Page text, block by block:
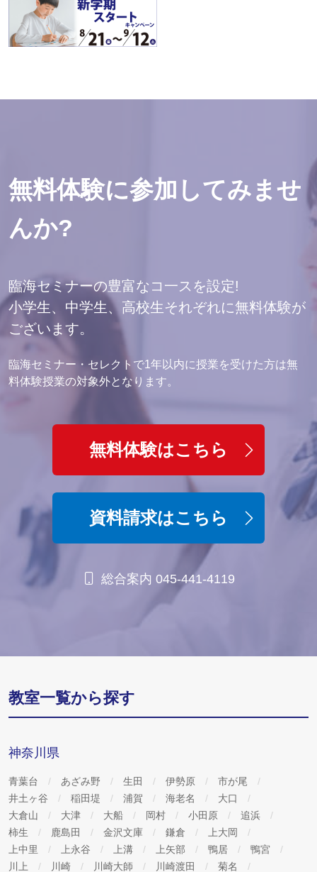
無料体験に参加してみませ
んか?
臨海セミナーの豊富なコ一スを設定!
小学生、中学生、高校生それぞれに無料体験が
ございます。
臨海セミナー・セレクトで1年以内に授業を受けた方は無
料体験授業の対象外となります。
無料体験はこちら
資料請求はこちら
総合案内 045-441-4119
教室一覧から探す
神奈川県
青葉台 あざみ野 生田 伊勢原
市が尾
井土ヶ谷
稲田堤 浦賀 海老名
大口
大倉山
大津 大船 岡村 小田原
追浜
柿生
鹿島田 金沢文庫 鎌倉
上大岡
上中里
上永谷 上溝 上矢部 鴨居
鴨宮
川上
川崎 川崎大師 川崎渡田 菊名